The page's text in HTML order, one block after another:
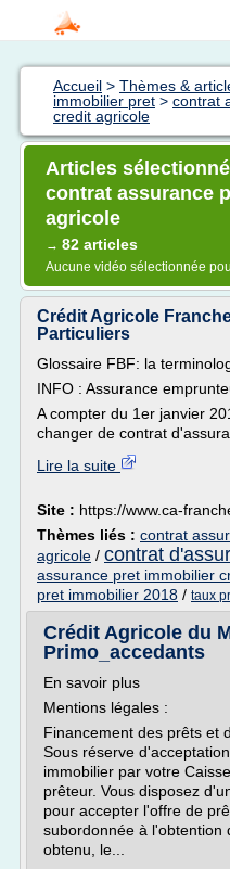
Accueil > Thèmes &
immobilier pret > contrat
credit agricole
Articles
contrat assurance
agricole
→ 82 articles
Aucune vidéo sélectionnée
Crédit Agricole
Particuliers
Glossaire FBF: la
INFO : Assurance
A compter du 1er janvier
changer de contrat
Lire la suite
Site : https://www.ca-
Thèmes liés : contrat
agricole / contrat
assurance pret immobilier
pret immobilier 2018 / taux
Crédit Agricole du
Primo_accedants
En savoir plus
Mentions légales :
Financement des prêts et
Sous réserve
immobilier par votre
prêteur. Vous disposez
pour accepter l'offre de
subordonnée à l'obtention
obtenu, le...